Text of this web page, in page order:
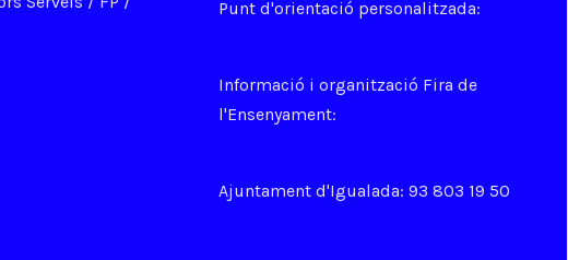
Punt d'orientació personalitzada:
Informació i organització Fira de
l'Ensenyament:
Ajuntament d'Igualada: 93 803 19 50